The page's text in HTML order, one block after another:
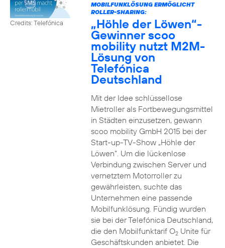
Credits: Telefónica
MOBILFUNKLÖSUNG ERMÖGLICHT
ROLLER-SHARING:
„Höhle der Löwen“-
Gewinner scoo
mobility nutzt M2M-
Lösung von
Telefónica
Deutschland
Mit der Idee schlüssellose
Mietroller als Fortbewegungsmittel
in Städten einzusetzen, gewann
scoo mobility GmbH 2015 bei der
Start-up-TV-Show „Höhle der
Löwen“. Um die lückenlose
Verbindung zwischen Server und
vernetztem Motorroller zu
gewährleisten, suchte das
Unternehmen eine passende
Mobilfunklösung. Fündig wurden
sie bei der Telefónica Deutschland,
die den Mobilfunktarif O2Unite für
Geschäftskunden anbietet. Die